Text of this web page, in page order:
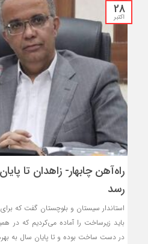
28
اکتبر
راه‌آهن چابهار- زاهدان تا
رسد
استاندار سیستان و بلوچستان گفت که برای
باید زیرساخت را آماده می‌کردیم که در
در دست ساخت بوده و تا پایان سال به